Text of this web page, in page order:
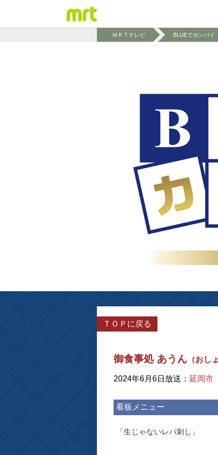
ＭＲＴテレビ BLUEでカンパイ
ＴＯＰに戻る
御食事処 あうん （おし
2024年6月6日放送： 延岡市
看板メニュー
「生じゃないレバ刺し」